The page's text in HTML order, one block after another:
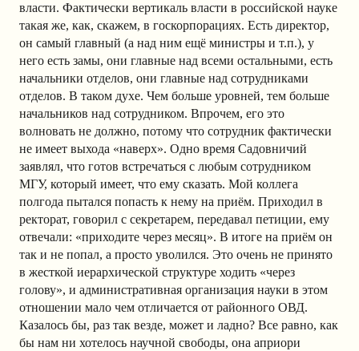
власти. Фактически вертикаль власти в российской науке
такая же, как, скажем, в госкорпорациях. Есть директор,
он самый главный (а над ним ещё министры и т.п.), у
него есть замы, они главные над всеми остальными, есть
начальники отделов, они главные над сотрудниками
отделов. В таком духе. Чем больше уровней, тем больше
начальников над сотрудником. Впрочем, его это
волновать не должно, потому что сотрудник фактически
не имеет выхода «наверх». Одно время Садовничий
заявлял, что готов встречаться с любым сотрудником
МГУ, который имеет, что ему сказать. Мой коллега
полгода пытался попасть к нему на приём. Приходил в
ректорат, говорил с секретарем, передавал петиции, ему
отвечали: «приходите через месяц». В итоге на приём он
так и не попал, а просто уволился. Это очень не принято
в жесткой иерархической структуре ходить «через
голову», и административная организация науки в этом
отношении мало чем отличается от районного ОВД.
Казалось бы, раз так везде, может и ладно? Все равно, как
бы нам ни хотелось научной свободы, она априори